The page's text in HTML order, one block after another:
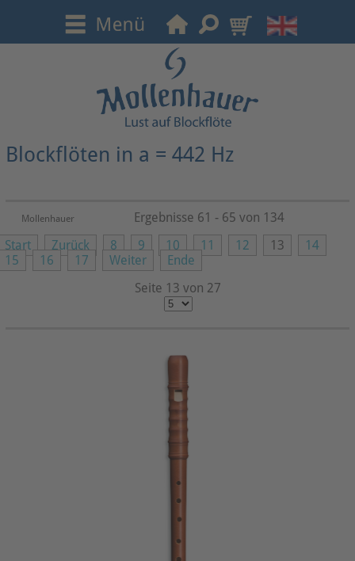
Blockflöten in a = 442 Hz
Mollenhauer
Start Zurück 8 9 10 11 12 13
14
15
16 17 Weiter
Ende
Seite 13 von 27
Ergebnisse 61 - 65 von 134